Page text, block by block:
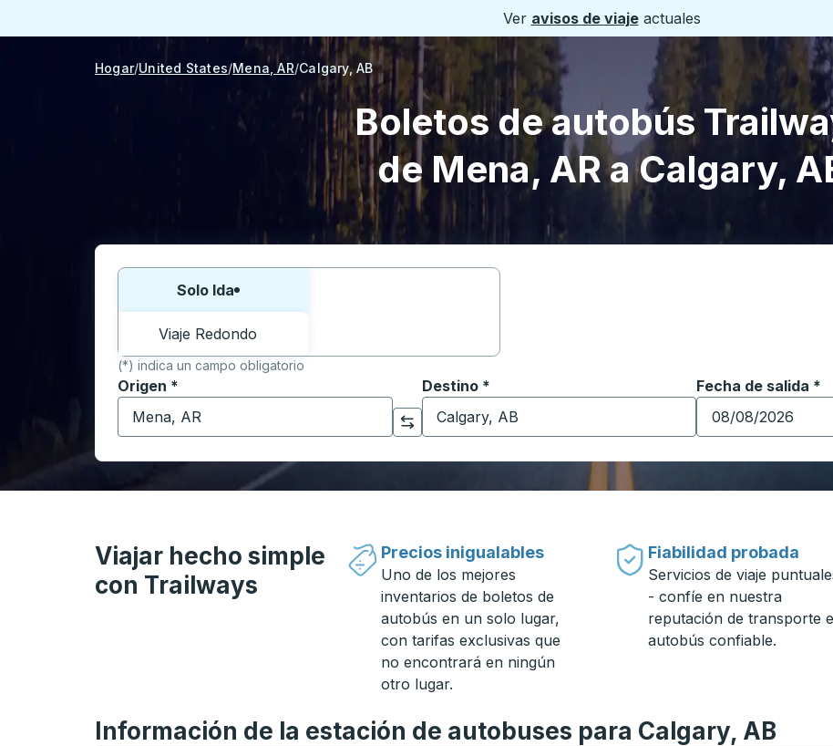
Ver avisos de viajeactuales
Hogar United States Mena, AR Calgary, AB
Boletos de autobús
de Mena, AR a Calgary,
Elija una forma o viaje de ida y vuelta:
Solo Ida
Viaje Redondo
(*) indica un campo obligatorio
Origen *
Comience a escribir la ciudad de origen para abrir las opciones de ubicación y luego use las teclas
Haga clic para cambiar sus selecciones de origen y destino
Destino *
Comience a escribir la ciudad de destino para abrir las
Fecha de salida *
Escriba la fecha
Viajar hecho simple
con Trailways
Precios inigualables
Uno de los mejores
inventarios de boletos de
autobús en un solo lugar,
con tarifas exclusivas que
no encontrará en ningún
otro lugar.
Fiabilidad probada
Servicios de viaje
- confíe en nuestra
reputación de transporte
autobús confiable.
Información de la estación de autobuses para Calgary, AB